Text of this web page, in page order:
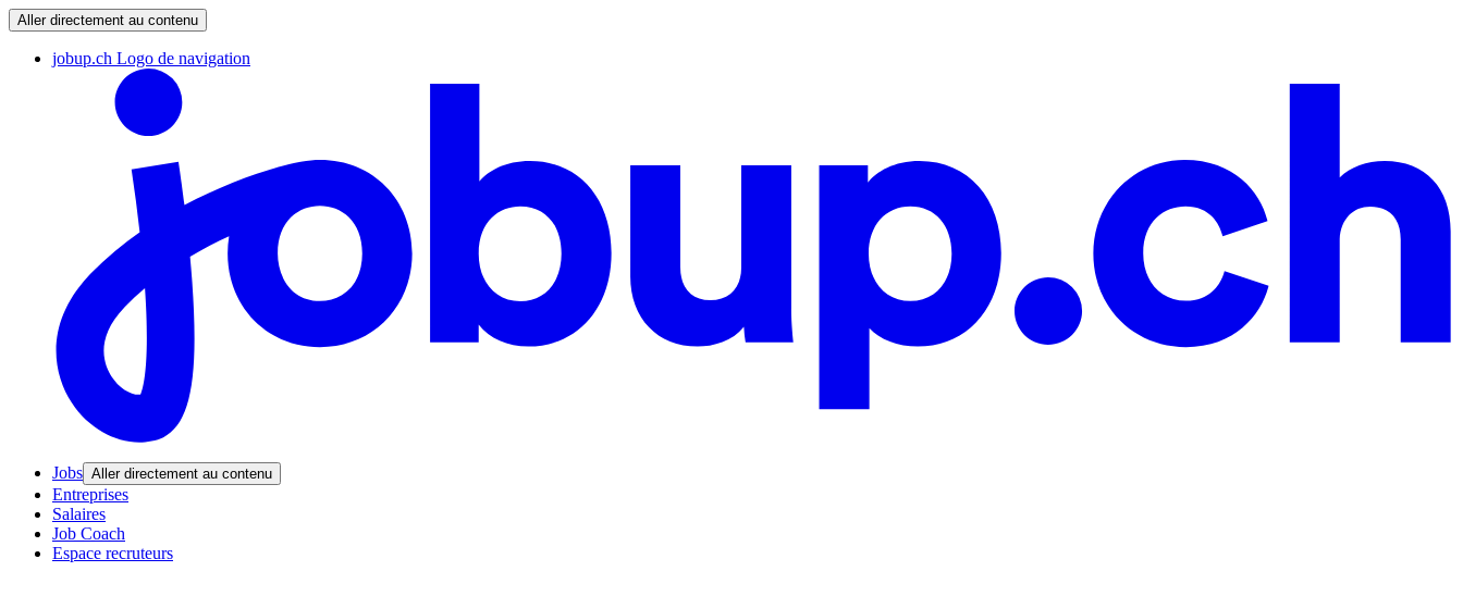
Aller directement au contenu
jobup.ch Logo de navigation
Jobs Aller directement au contenu
Entreprises
Salaires
Job Coach
Espace recruteurs